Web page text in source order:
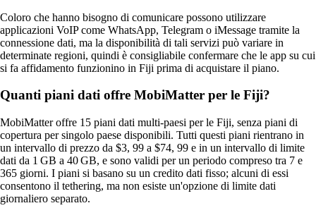
Coloro che hanno bisogno di comunicare possono utilizzare
applicazioni VoIP come WhatsApp, Telegram o iMessage tramite la
connessione dati, ma la disponibilità di tali servizi può variare in
determinate regioni, quindi è consigliabile confermare che le app su cui
si fa affidamento funzionino in Fiji prima di acquistare il piano.
Quanti piani dati offre MobiMatter per le Fiji?
MobiMatter offre 15 piani dati multi‑paesi per le Fiji, senza piani di
copertura per singolo paese disponibili. Tutti questi piani rientrano in
un intervallo di prezzo da $3, 99 a $74, 99 e in un intervallo di limite
dati da 1 GB a 40 GB, e sono validi per un periodo compreso tra 7 e
365 giorni. I piani si basano su un credito dati fisso; alcuni di essi
consentono il tethering, ma non esiste un'opzione di limite dati
giornaliero separato.